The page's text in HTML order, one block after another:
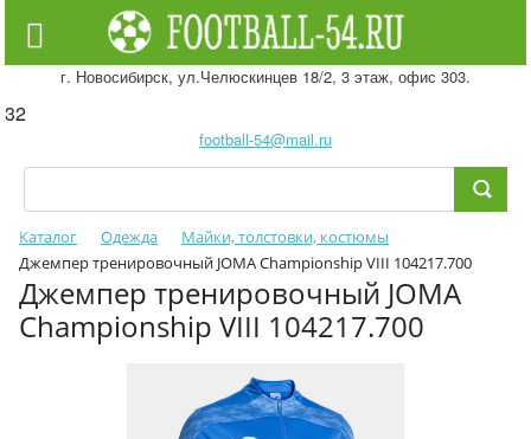
г. Новосибирск, ул.Челюскинцев 18/2, 3 этаж, офис 303.
32
football-54@mail.ru
Каталог Одежда
Майки, толстовки, костюмы
Джемпер тренировочный JOMA Championship VIII 104217.700
Джемпер тренировочный JOMA
Championship VIII 104217.700